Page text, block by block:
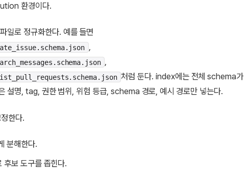
환경이다.
일로 정규화한다. 예를 들면
,
,
처럼 둔다. index에는 전체 schema가
설명, tag, 권한 범위, 위험 등급, schema 경로, 예시 경로만 넣는다.
한다.
분해한다.
보 도구를 좁힌다.